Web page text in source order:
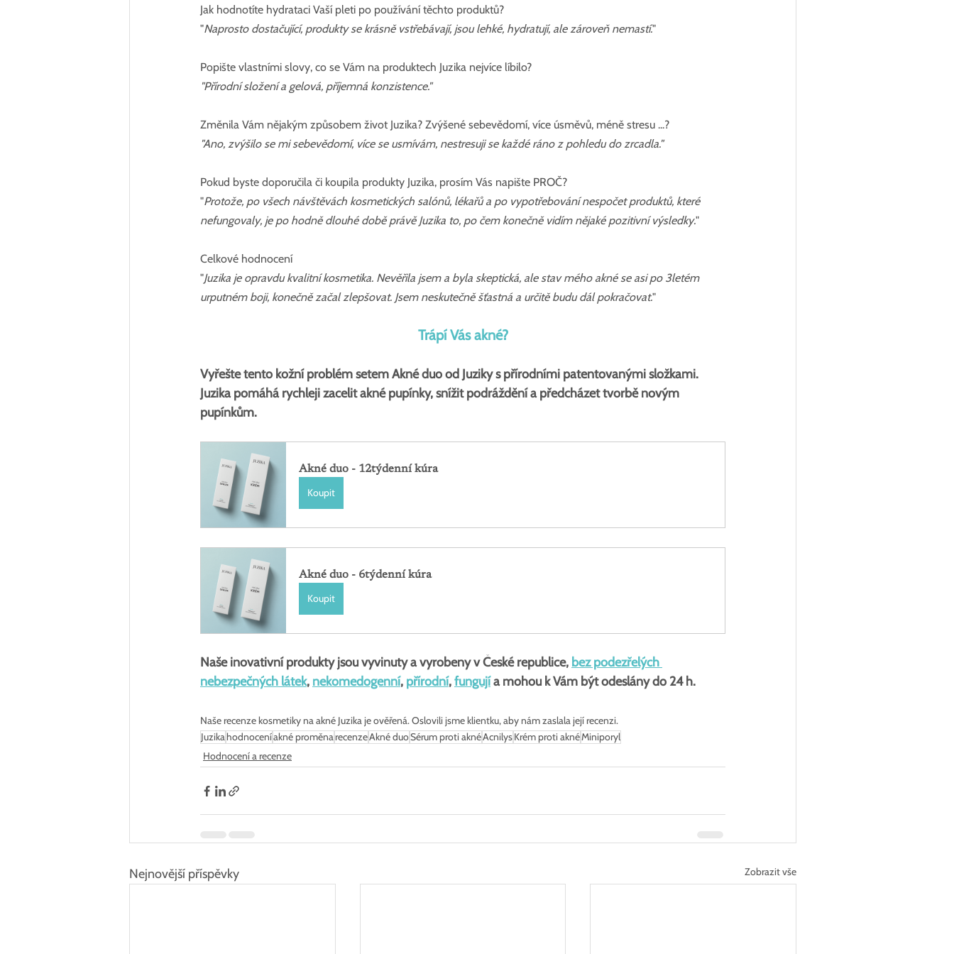
Jak hodnotíte hydrataci Vaší pleti po používání těchto produktů?
"Naprosto dostačující, produkty se krásně vstřebávají, jsou lehké, hydratují, ale zároveň nemastí."
Popište vlastními slovy, co se Vám na produktech Juzika nejvíce líbilo?
"Přírodní složení a gelová, příjemná konzistence."
Změnila Vám nějakým způsobem život Juzika? Zvýšené sebevědomí, více úsměvů, méně stresu ...?
"Ano, zvýšilo se mi sebevědomí, více se usmívám, nestresuji se každé ráno z pohledu do zrcadla."
Pokud byste doporučila či koupila produkty Juzika, prosím Vás napište PROČ?
"Protože, po všech návštěvách kosmetických salónů, lékařů a po vypotřebování nespočet produktů, které
nefungovaly, je po hodně dlouhé době právě Juzika to, po čem konečně vidím nějaké pozitivní výsledky."
Celkové hodnocení
"Juzika je opravdu kvalitní kosmetika. Nevěřila jsem a byla skeptická, ale stav mého akné se asi po 3letém
urputném boji, konečně začal zlepšovat. Jsem neskutečně šťastná a určitě budu dál pokračovat."
Trápí Vás akné?
Vyřešte tento kožní problém setem Akné duo od Juziky s přírodními patentovanými složkami.
Juzika pomáhá rychleji zacelit akné pupínky, snížit podráždění a předcházet tvorbě novým
pupínkům.
Akné duo - 12týdenní kúra
Koupit
Akné duo - 6týdenní kúra
Koupit
Naše inovativní produkty jsou vyvinuty a vyrobeny v České republice, bez podezřelých
nebezpečných látek, nekomedogenní, přírodní, fungují a mohou k Vám být odeslány do 24 h.
Naše recenze kosmetiky na akné Juzika je ověřená. Oslovili jsme klientku, aby nám zaslala její recenzi.
Juzikahodnoceníakné proměnarecenzeAkné duoSérum proti aknéAcnilysKrém proti aknéMiniporyl
Hodnocení a recenze
Nejnovější příspěvky Zobrazit vše